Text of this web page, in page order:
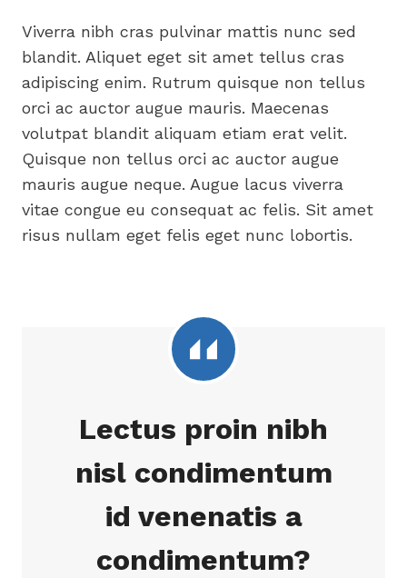
Viverra nibh cras pulvinar mattis nunc sed
blandit. Aliquet eget sit amet tellus cras
adipiscing enim. Rutrum quisque non tellus
orci ac auctor augue mauris. Maecenas
volutpat blandit aliquam etiam erat velit.
Quisque non tellus orci ac auctor augue
mauris augue neque. Augue lacus viverra
vitae congue eu consequat ac felis. Sit amet
risus nullam eget felis eget nunc lobortis.
Lectus proin nibh
nisl condimentum
id venenatis a
condimentum?